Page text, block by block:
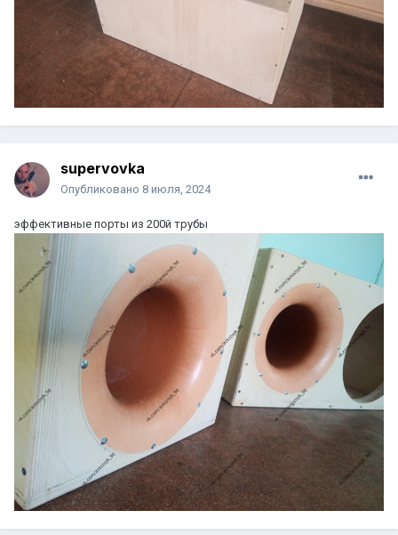
supervovka
Опубликовано 8 июля, 2024
эффективные порты из 200й трубы